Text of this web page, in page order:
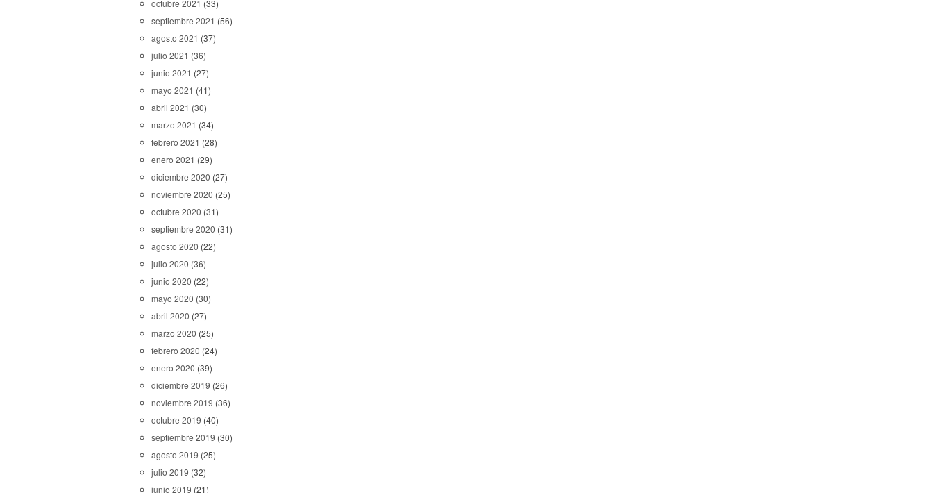
octubre 2021 (33)
septiembre 2021 (56)
agosto 2021 (37)
julio 2021 (36)
junio 2021 (27)
mayo 2021 (41)
abril 2021 (30)
marzo 2021 (34)
febrero 2021 (28)
enero 2021 (29)
diciembre 2020 (27)
noviembre 2020 (25)
octubre 2020 (31)
septiembre 2020 (31)
agosto 2020 (22)
julio 2020 (36)
junio 2020 (22)
mayo 2020 (30)
abril 2020 (27)
marzo 2020 (25)
febrero 2020 (24)
enero 2020 (39)
diciembre 2019 (26)
noviembre 2019 (36)
octubre 2019 (40)
septiembre 2019 (30)
agosto 2019 (25)
julio 2019 (32)
junio 2019 (21)